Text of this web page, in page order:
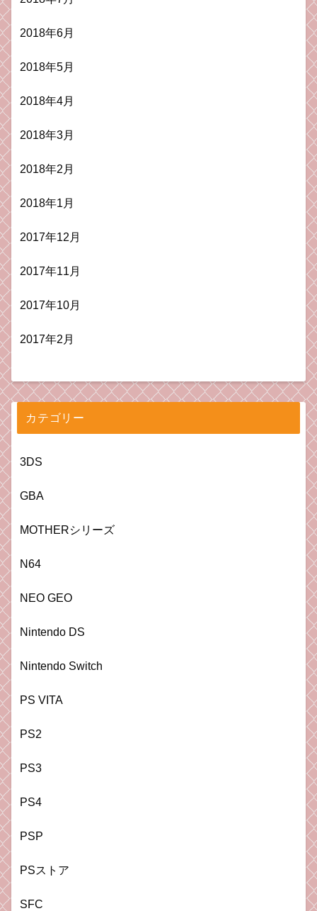
2018年6月
2018年5月
2018年4月
2018年3月
2018年2月
2018年1月
2017年12月
2017年11月
2017年10月
2017年2月
カテゴリー
3DS
GBA
MOTHERシリーズ
N64
NEO GEO
Nintendo DS
Nintendo Switch
PS VITA
PS2
PS3
PS4
PSP
PSストア
SFC